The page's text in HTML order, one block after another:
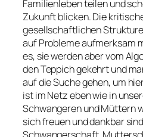
Familienleben teilen und
Zukunft blicken. Die
gesellschaftlichen
auf Probleme aufmerksam
es, sie werden aber vom
den Teppich gekehrt und
auf die Suche gehen, um
ist im Netz eben wie in
Schwangeren und Müttern
sich freuen und dankbar